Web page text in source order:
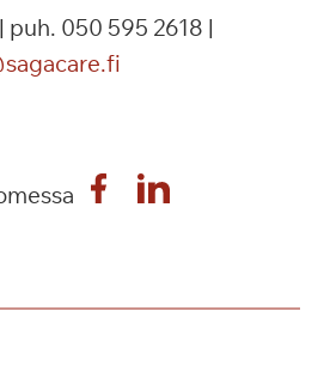
puh. 050 595 2618 |